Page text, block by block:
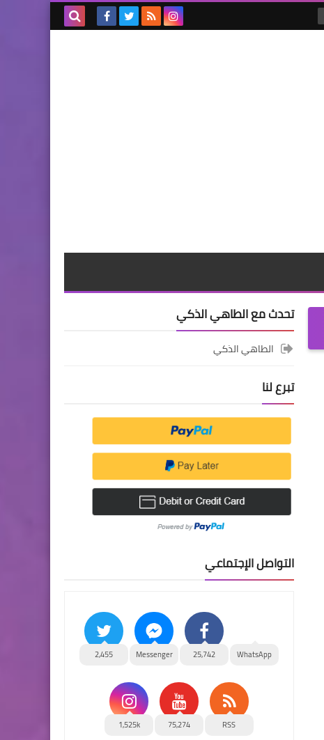
تحدث مع الطاهي الذكي
الطاهي الذكي
تبرع لنا
التواصل الإجتماعي
WhatsApp
25,742
Messenger
2,455
RSS
75,274
1,525k